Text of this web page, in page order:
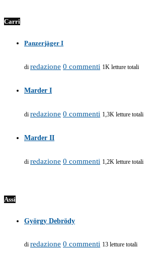
Carri
Panzerjäger I
di redazione 0 commenti 1K letture totali
Marder I
di redazione 0 commenti 1,3K letture totali
Marder II
di redazione 0 commenti 1,2K letture totali
Assi
György Debrödy
di redazione 0 commenti 13 letture totali